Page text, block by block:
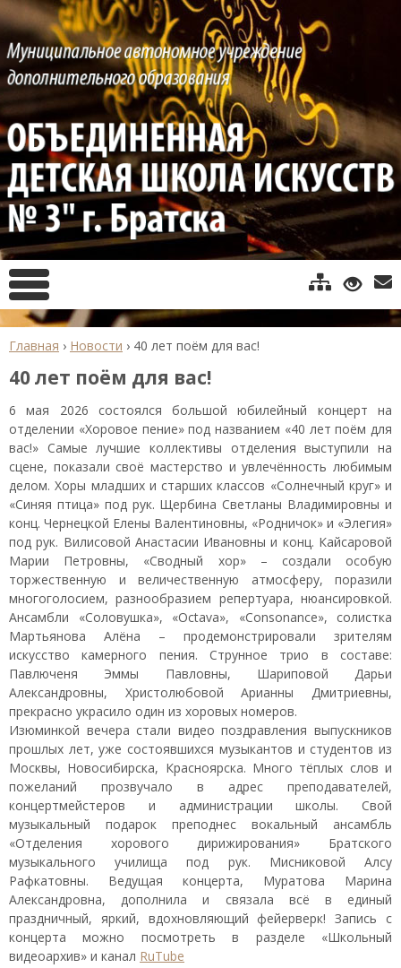
Главная › Новости › 40 лет поём для вас!
40 лет поём для вас!
6 мая 2026 состоялся большой юбилейный концерт на
отделении «Хоровое пение» под названием «40 лет поём для
вас!» Самые лучшие коллективы отделения выступили на
сцене, показали своё мастерство и увлечённость любимым
делом. Хоры младших и старших классов «Солнечный круг» и
«Синяя птица» под рук. Щербина Светланы Владимировны и
конц. Чернецкой Елены Валентиновны, «Родничок» и «Элегия»
под рук. Вилисовой Анастасии Ивановны и конц. Кайсаровой
Марии Петровны, «Сводный хор» – создали особую
торжественную и величественную атмосферу, поразили
многоголосием, разнообразием репертуара, нюансировкой.
Ансамбли «Соловушка», «Octava», «Consonance», солистка
Мартьянова Алёна – продемонстрировали зрителям
искусство камерного пения. Струнное трио в составе:
Павлюченя Эммы Павловны, Шариповой Дарьи
Александровны, Христолюбовой Арианны Дмитриевны,
прекрасно украсило один из хоровых номеров.
Изюминкой вечера стали видео поздравления выпускников
прошлых лет, уже состоявшихся музыкантов и студентов из
Москвы, Новосибирска, Красноярска. Много тёплых слов и
пожеланий прозвучало в адрес преподавателей,
концертмейстеров и администрации школы. Свой
музыкальный подарок преподнес вокальный ансамбль
«Отделения хорового дирижирования» Братского
музыкального училища под рук. Мисниковой Алсу
Рафкатовны. Ведущая концерта, Муратова Марина
Александровна, дополнила и связала всё в единый
праздничный, яркий, вдохновляющий фейерверк! Запись с
концерта можно посмотреть в разделе «Школьный
видеоархив» и канал RuTube